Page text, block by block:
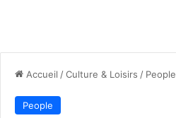
Accueil /Culture & Loisirs / People
People